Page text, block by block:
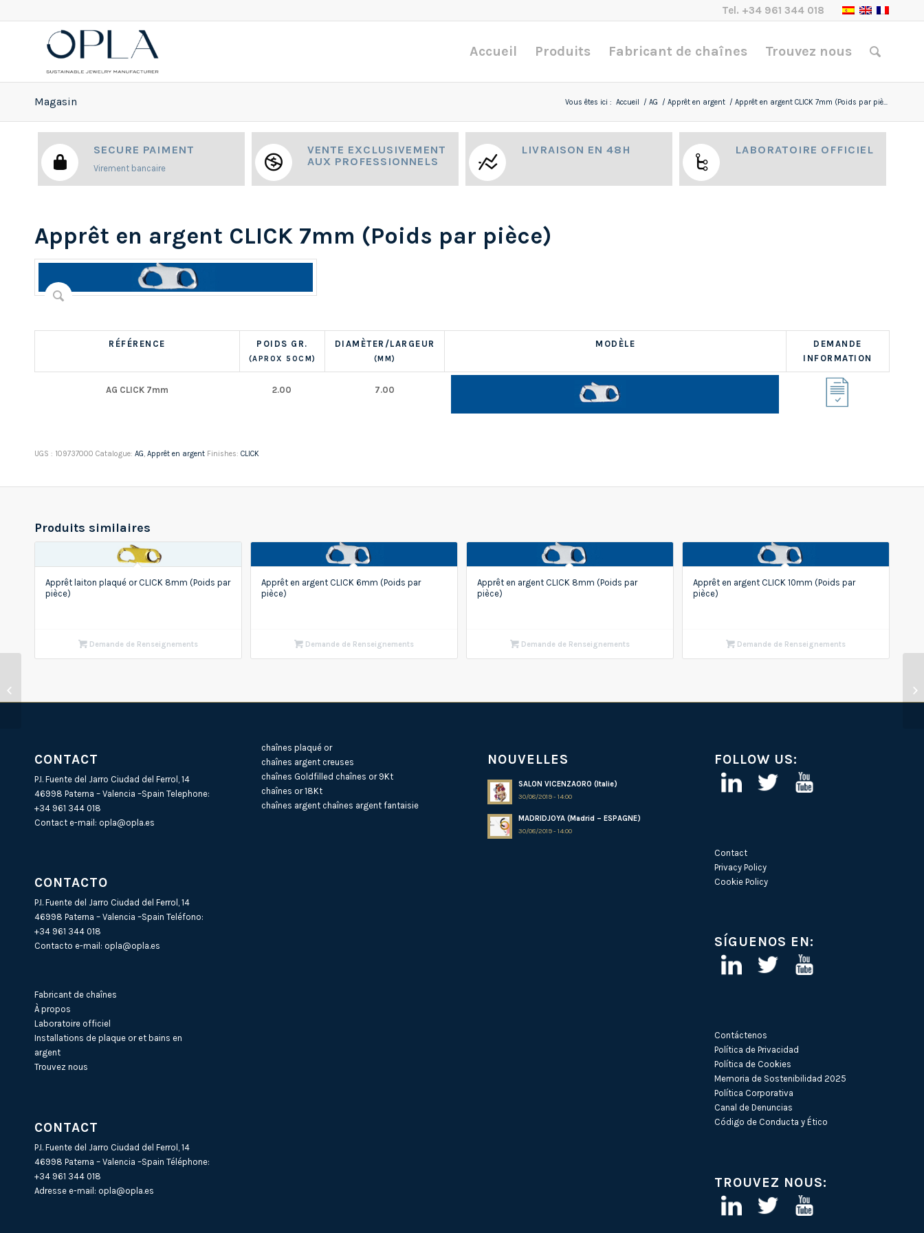
Tel. +34 961 344 018
Accueil Produits Fabricant de chaînes Trouvez nous
Magasin Vous êtes ici : Accueil / AG / Apprêt en argent / Apprêt en argent CLICK 7mm (Poids par piè...
SECURE PAIMENT
Virement bancaire
VENTE EXCLUSIVEMENT
AUX PROFESSIONNELS
LIVRAISON EN 48H LABORATOIRE OFFICIEL
Apprêt en argent CLICK 7mm (Poids par pièce)
RÉFÉRENCE POIDS GR.
(APROX 50CM)
DIAMÈTER/LARGEUR
(MM)
MODÈLE
DEMANDE
INFORMATION
AG CLICK 7mm 2.00 7.00
UGS : 109737000 Catalogue: AG, Apprêt en argent Finishes: CLICK
Produits similaires
Apprêt laiton plaqué or CLICK 8mm (Poids par
pièce)
Demande de Renseignements
Apprêt en argent CLICK 6mm (Poids par
pièce)
Demande de Renseignements
Apprêt en argent CLICK 8mm (Poids par
pièce)
Demande de Renseignements
Apprêt en argent CLICK 10mm (Poids par
pièce)
Demande de Renseignements
CONTACT
P.I. Fuente del Jarro Ciudad del Ferrol, 14
46998 Paterna – Valencia –Spain Telephone:
+34 961 344 018
Contact e-mail: opla@opla.es
CONTACTO
P.I. Fuente del Jarro Ciudad del Ferrol, 14
46998 Paterna – Valencia –Spain Teléfono:
+34 961 344 018
Contacto e-mail: opla@opla.es
Fabricant de chaînes
À propos
Laboratoire officiel
Installations de plaque or et bains en
argent
Trouvez nous
CONTACT
P.I. Fuente del Jarro Ciudad del Ferrol, 14
46998 Paterna – Valencia –Spain Téléphone:
+34 961 344 018
Adresse e-mail: opla@opla.es
chaînes plaqué or
chaînes argent creuses
chaînes Goldfilled chaînes or 9Kt
chaînes or 18Kt
chaînes argent chaînes argent fantaisie
NOUVELLES
SALON VICENZAORO (Italie)
30/08/2019 - 14:00
MADRIDJOYA (Madrid – ESPAGNE)
30/08/2019 - 14:00
FOLLOW US:
Contact
Privacy Policy
Cookie Policy
SÍGUENOS EN:
Contáctenos
Política de Privacidad
Política de Cookies
Memoria de Sostenibilidad 2025
Política Corporativa
Canal de Denuncias
Código de Conducta y Ético
TROUVEZ NOUS: